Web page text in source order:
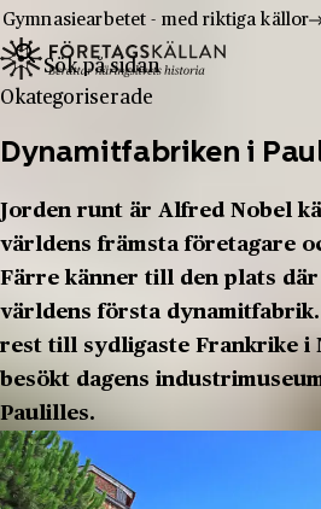
Hoppa till innehåll
Till innehåll
Gymnasiearbetet - med riktiga källor
Sök efter:
Okategoriserade
Dynamitfabriken i
Jorden runt är Alfred Nobel
världens främsta företagare
Färre känner till den plats där
världens första
rest till sydligaste Frankrike i
besökt dagens
Paulilles.